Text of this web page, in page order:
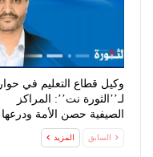
وكيل قطاع التعليم في حوار
لـ’’الثورة نت’’: المراكز
الصيفية حصن الأمة ودرعها
لتحصين…
السابق المزيد